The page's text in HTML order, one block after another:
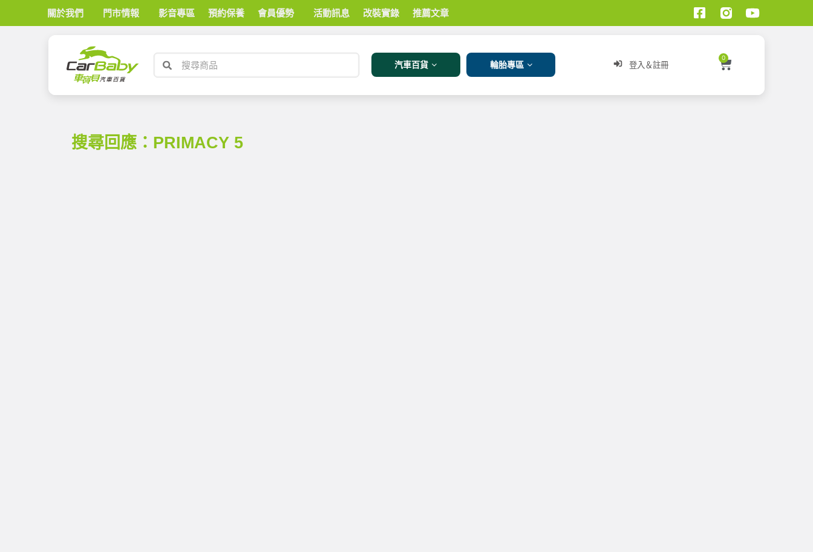
關於我們 門市情報 影音專區 預約保養 會員優勢 活動訊息 改裝實錄 推薦文章
汽車百貨 輪胎專區 登入＆註冊
0
搜尋回應：PRIMACY 5